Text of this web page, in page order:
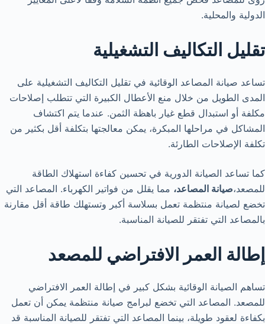
الدولية والمحلية.
تقليل التكاليف التشغيلية
تساعد صيانة المصاعد الوقائية في تقليل التكاليف التشغيلية على
المدى الطويل من خلال منع الأعطال الكبيرة التي تتطلب إصلاحات
مكلفة أو استبدال قطع غيار باهظة الثمن. عندما يتم اكتشاف
المشاكل في مراحلها المبكرة، يمكن معالجتها بتكلفة أقل بكثير من
تكلفة الإصلاحات الطارئة.
كما تساعد الصيانة الدورية في تحسين كفاءة استهلاك الطاقة
للمصعد،صيانة المصاعد، مما يقلل من فواتير الكهرباء. المصاعد التي
تخضع لصيانة منتظمة تعمل بسلاسة أكبر وتستهلك طاقة أقل مقارنة
بالمصاعد التي تفتقر للصيانة المناسبة.
إطالة العمر الافتراضي للمصعد
تساهم الصيانة الوقائية بشكل كبير في إطالة العمر الافتراضي
للمصعد. المصاعد التي تخضع لبرامج صيانة منتظمة يمكن أن تعمل
بكفاءة لعقود طويلة، بينما المصاعد التي تفتقر للصيانة المناسبة قد